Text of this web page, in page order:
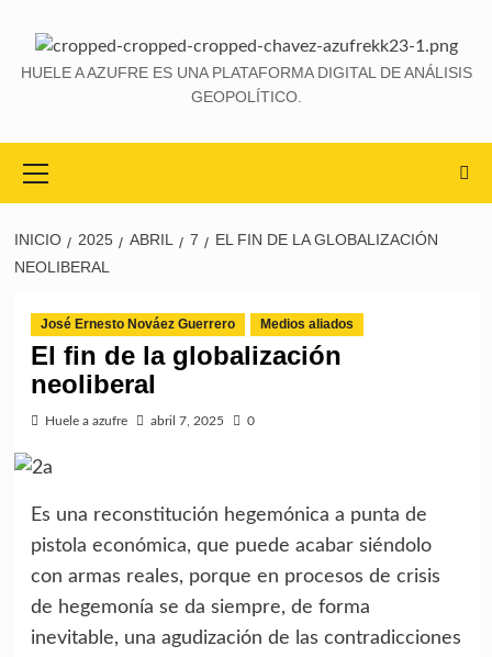
HUELE A AZUFRE ES UNA PLATAFORMA DIGITAL DE ANÁLISIS
GEOPOLÍTICO.
INICIO 2025 ABRIL 7
EL FIN DE LA GLOBALIZACIÓN
NEOLIBERAL
José Ernesto Nováez Guerrero Medios aliados
El fin de la globalización
neoliberal
Huele a azufre abril 7, 2025 0
Es una reconstitución hegemónica a punta de
pistola económica, que puede acabar siéndolo
con armas reales, porque en procesos de crisis
de hegemonía se da siempre, de forma
inevitable, una agudización de las contradicciones